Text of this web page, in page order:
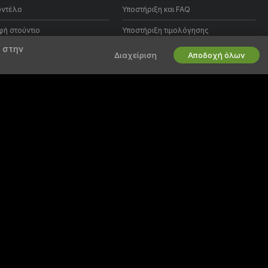
στούντιο
Συνεργατών Webcam
Υποστήριξη και FAQ
Υποστήριξη τιμολόγησης
στην
Διαχείριση Αποδοχή όλων